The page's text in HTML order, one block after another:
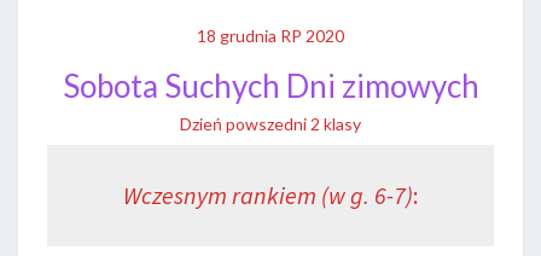
18 grudnia RP 2020
Sobota Suchych Dni zimowych
Dzień powszedni 2 klasy
Wczesnym rankiem (w g. 6-7):